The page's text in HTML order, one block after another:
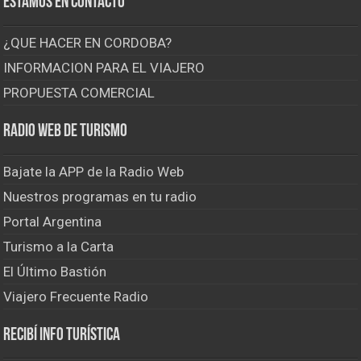
¿QUE HACER EN CORDOBA?
INFORMACION PARA EL VIAJERO
PROPUESTA COMERCIAL
Radio Web de Turismo
Bajate la APP de la Radio Web
Nuestros programas en tu radio
Portal Argentina
Turismo a la Carta
El Último Bastión
Viajero Frecuente Radio
Recibí info turística